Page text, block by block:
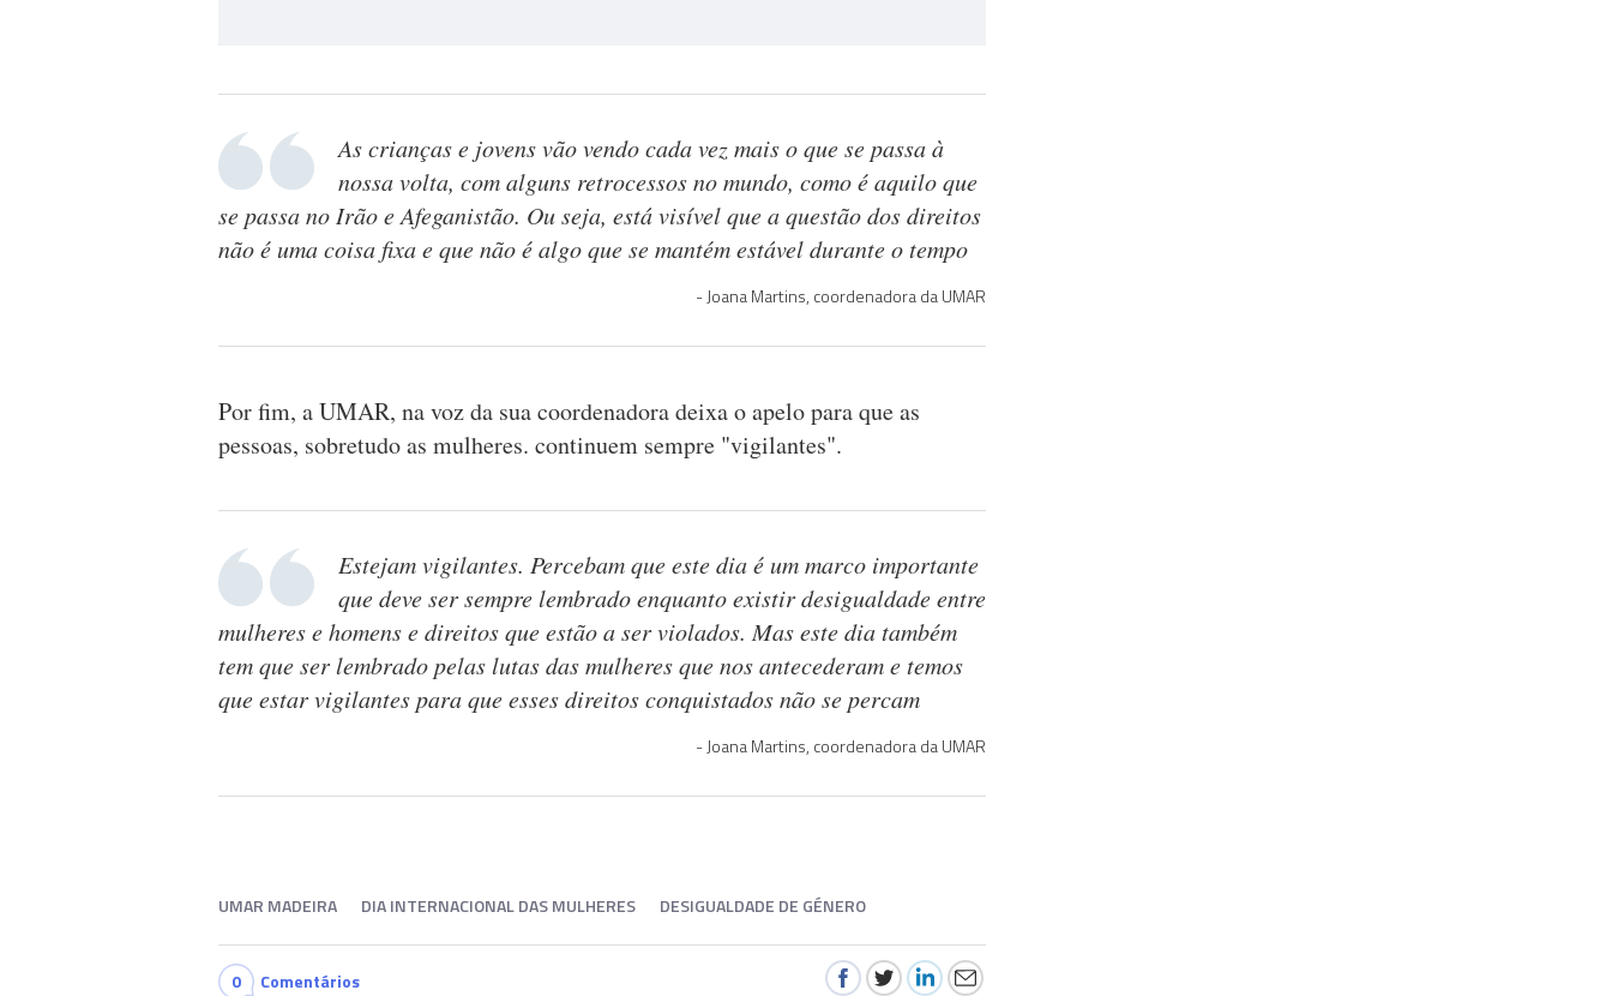
As crianças e jovens vão vendo cada vez mais o que se passa à
nossa volta, com alguns retrocessos no mundo, como é aquilo que
se passa no Irão e Afeganistão. Ou seja, está visível que a questão dos direitos
não é uma coisa fixa e que não é algo que se mantém estável durante o tempo
Joana Martins, coordenadora da UMAR
Por fim, a UMAR, na voz da sua coordenadora deixa o apelo para que as
pessoas, sobretudo as mulheres. continuem sempre "vigilantes".
Estejam vigilantes. Percebam que este dia é um marco importante
que deve ser sempre lembrado enquanto existir desigualdade entre
mulheres e homens e direitos que estão a ser violados. Mas este dia também
tem que ser lembrado pelas lutas das mulheres que nos antecederam e temos
que estar vigilantes para que esses direitos conquistados não se percam
Joana Martins, coordenadora da UMAR
UMAR MADEIRA DIA INTERNACIONAL DAS MULHERES DESIGUALDADE DE GÉNERO
0 Comentários